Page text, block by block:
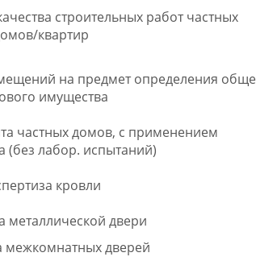
строительных работ частных
квартир
на предмет определения обще
имущества
частных домов, с применением
(без лабор. испытаний)
кровли
металлической двери
межкомнатных дверей